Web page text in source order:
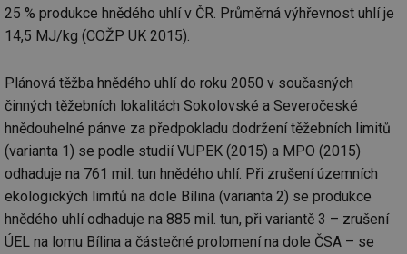
25 % produkce hnědého uhlí v ČR. Průměrná výhřevnost uhlí je
14,5 MJ/kg (COŽP UK 2015).
Plánová těžba hnědého uhlí do roku 2050 v současných
činných těžebních lokalitách Sokolovské a Severočeské
hnědouhelné pánve za předpokladu dodržení těžebních limitů
(varianta 1) se podle studií VUPEK (2015) a MPO (2015)
odhaduje na 761 mil. tun hnědého uhlí. Při zrušení územních
ekologických limitů na dole Bílina (varianta 2) se produkce
hnědého uhlí odhaduje na 885 mil. tun, při variantě 3 – zrušení
ÚEL na lomu Bílina a částečné prolomení na dole ČSA – se